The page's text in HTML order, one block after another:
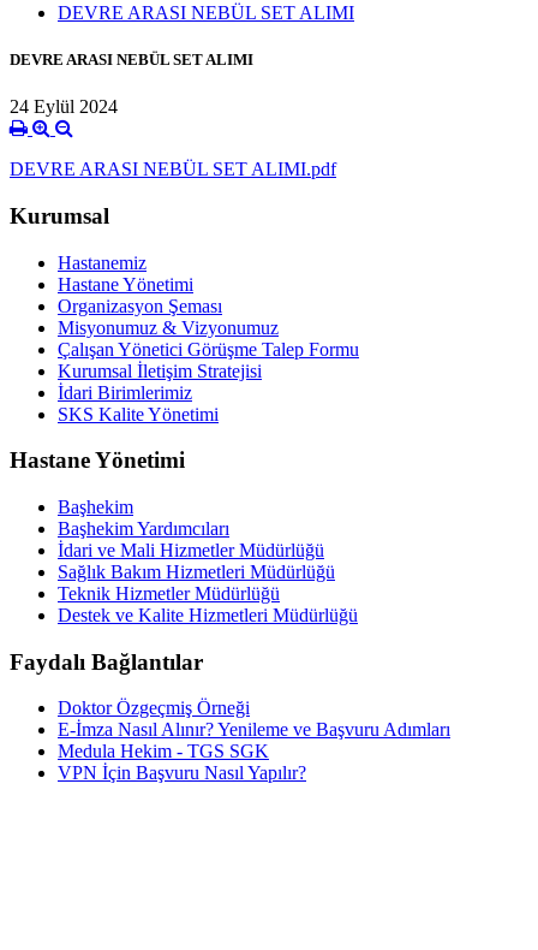
DEVRE ARASI NEBÜL SET ALIMI
DEVRE ARASI NEBÜL SET ALIMI
24 Eylül 2024
DEVRE ARASI NEBÜL SET ALIMI.pdf
Kurumsal
Hastanemiz
Hastane Yönetimi
Organizasyon Şeması
Misyonumuz & Vizyonumuz
Çalışan Yönetici Görüşme Talep Formu
Kurumsal İletişim Stratejisi
İdari Birimlerimiz
SKS Kalite Yönetimi
Hastane Yönetimi
Başhekim
Başhekim Yardımcıları
İdari ve Mali Hizmetler Müdürlüğü
Sağlık Bakım Hizmetleri Müdürlüğü
Teknik Hizmetler Müdürlüğü
Destek ve Kalite Hizmetleri Müdürlüğü
Faydalı Bağlantılar
Doktor Özgeçmiş Örneği
E-İmza Nasıl Alınır? Yenileme ve Başvuru Adımları
Medula Hekim - TGS SGK
VPN İçin Başvuru Nasıl Yapılır?